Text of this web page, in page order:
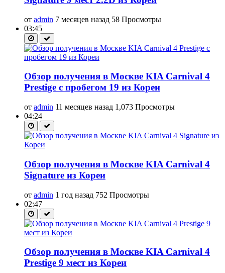
от admin 7 месяцев назад 58 Просмотры
03:45
Обзор получения в Москве KIA Carnival 4
Prestige с пробегом 19 из Кореи
от admin 11 месяцев назад 1,073 Просмотры
04:24
Обзор получения в Москве KIA Carnival 4
Signature из Кореи
от admin 1 год назад 752 Просмотры
02:47
Обзор получения в Москве KIA Carnival 4
Prestige 9 мест из Кореи